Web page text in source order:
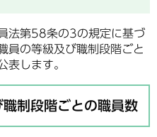
法第58条の3の規定に基づ
員の等級及び職制段階ごと
表します。
職制段階ごとの職員数